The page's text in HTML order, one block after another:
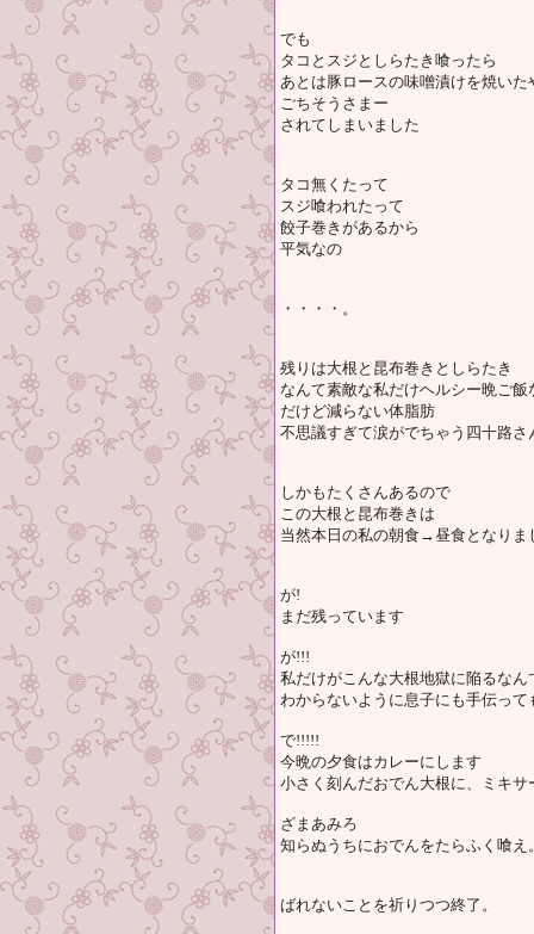
でも
タコとスジとしらたき喰ったら
あとは豚ロースの味噌漬けを焼いた
ごちそうさまー
されてしまいました
タコ無くたって
スジ喰われたって
餃子巻きがあるから
平気なの
・・・・。
残りは大根と昆布巻きとしらたき
なんて素敵な私だけヘルシー晩ご飯
だけど減らない体脂肪
不思議すぎて涙がでちゃう四十路
しかもたくさんあるので
この大根と昆布巻きは
当然本日の私の朝食→昼食となりま
が!
まだ残っています
が!!!
私だけがこんな大根地獄に陥るなん
わからないように息子にも手伝って
で!!!!!
今晩の夕食はカレーにします
小さく刻んだおでん大根に、ミキ
ざまあみろ
知らぬうちにおでんをたらふく喰え
ばれないことを祈りつつ終了。